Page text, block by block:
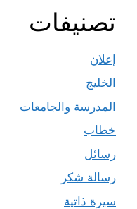
تصنيفات
إعلان
الخليج
المدرسة والجامعات
خطاب
رسائل
رسالة شكر
سيرة ذاتية